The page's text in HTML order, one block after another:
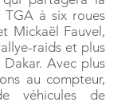
TGA à six roues
Mickaël Fauvel,
raids et plus
Avec plus
au compteur,
véhicules de